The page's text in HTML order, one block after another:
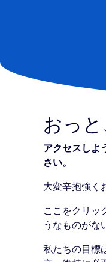
おっ
アクセスしよ
さい。
大変辛抱強く
ここをクリッ
うなものがな
私たちの目標